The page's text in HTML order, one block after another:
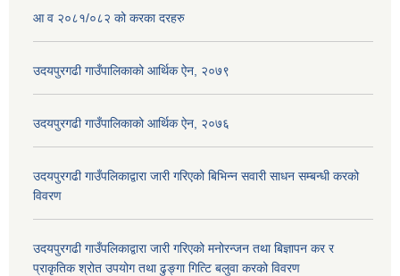
आ व २०८१/०८२ को करका दरहरु
उदयपुरगढी गाउँपालिकाको आर्थिक ऐन, २०७९
उदयपुरगढी गाउँपालिकाको आर्थिक ऐन, २०७६
उदयपुरगढी गाउँपलिकाद्वारा जारी गरिएको बिभिन्न सवारी साधन सम्बन्धी करको
विवरण
उदयपुरगढी गाउँपलिकाद्वारा जारी गरिएको मनोरन्जन तथा बिज्ञापन कर र
प्राकृतिक श्रोत उपयोग तथा ढुङ्गा गित्टि बलुवा करको विवरण